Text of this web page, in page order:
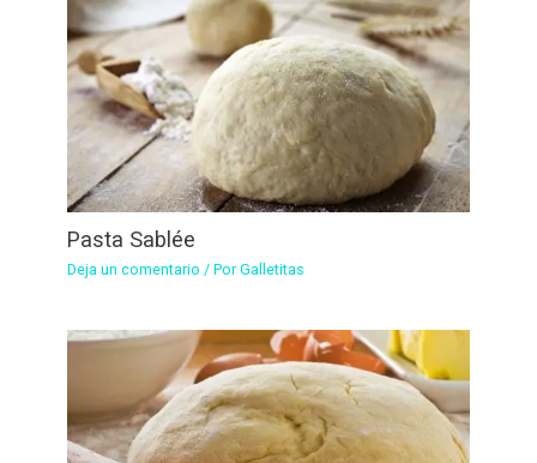
Pasta Sablée
Deja un comentario / PorGalletitas